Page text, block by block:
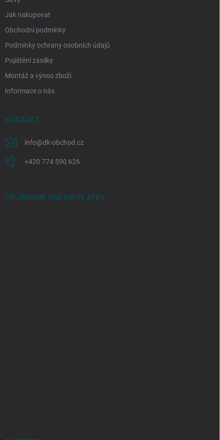
Jak nakupovat
Obchodní podmínky
Podmínky ochrany osobních údajů
Pojištění zásilky
Montáž a výnos zboží
Informace o nás
KONTAKT
info@dk-obchod.cz
+420 774 590 626
PŘIJÍMÁME ONLINE PLATBY